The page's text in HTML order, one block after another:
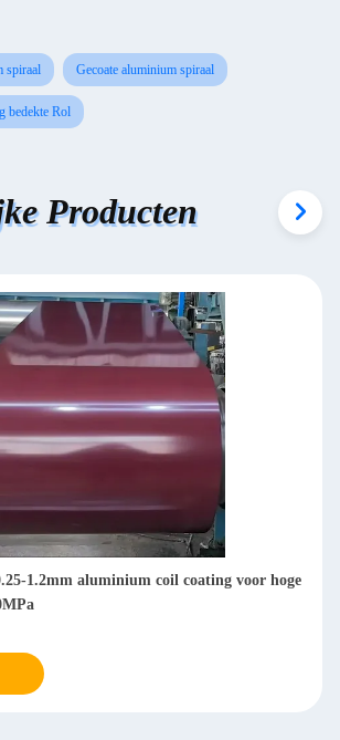
spiraal Gecoate aluminium spiraal
bedekte Rol
Producten
1.2mm aluminium coil coating voor hoge